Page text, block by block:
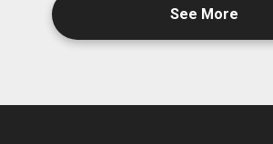
See More